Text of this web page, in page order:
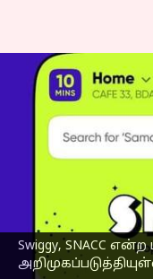
Swiggy, SNACC
உணவு
செய்தி